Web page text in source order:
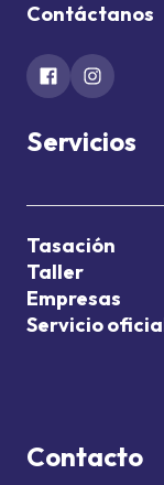
Contáctanos
Servicios
Tasación
Taller
Empresas
Servicio
Contacto